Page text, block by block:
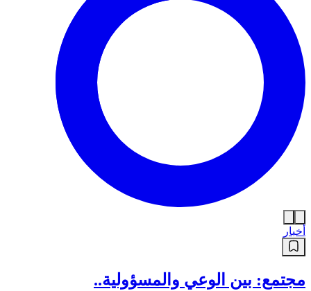
أخبار
مجتمع: بين الوعي والمسؤولية..